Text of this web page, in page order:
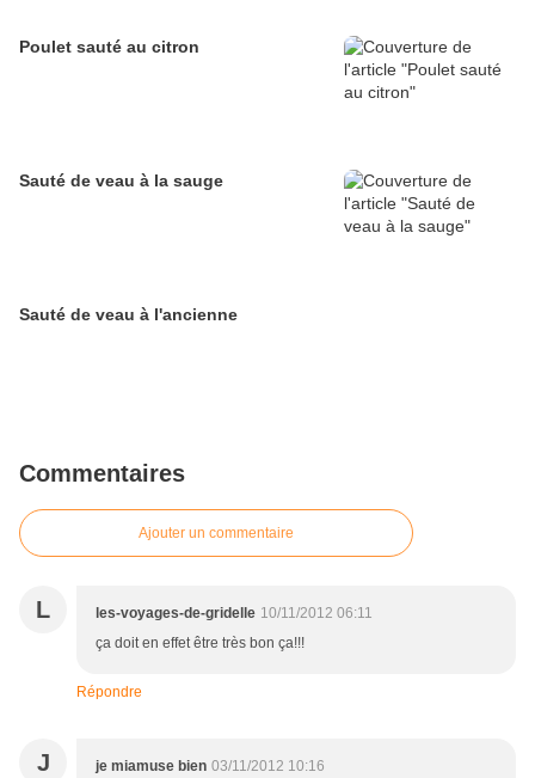
Poulet sauté au citron
Sauté de veau à la sauge
Sauté de veau à l'ancienne
Commentaires
Ajouter un commentaire
L les-voyages-de-gridelle 10/11/2012 06:11
ça doit en effet être très bon ça!!!
Répondre
J je miamuse bien 03/11/2012 10:16